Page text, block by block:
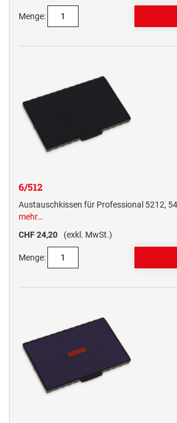
Menge:
6/512
Austauschkissen für Professional 5212,
mehr…
CHF 24,20
(exkl. MwSt.)
Menge: